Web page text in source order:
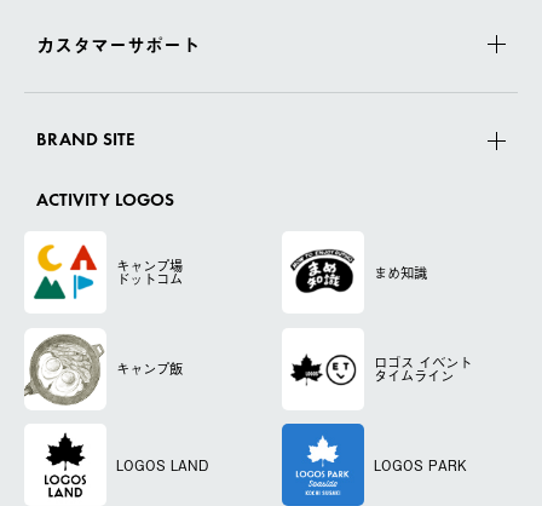
カスタマーサポート
BRAND SITE
ACTIVITY LOGOS
キャンプ場
ドットコム まめ知識
キャンプ飯 ロゴス イベント
タイムライン
LOGOS LAND LOGOS PARK